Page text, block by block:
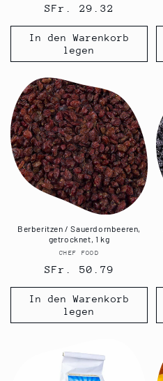
Normaler
Preis
SFr. 29.32
In den Warenkorb
legen
Berberitzen / Sauerdornbeeren,
getrocknet, 1 kg
Anbieter:
CHEF FOOD
Normaler
Preis
SFr. 50.79
In den Warenkorb
legen